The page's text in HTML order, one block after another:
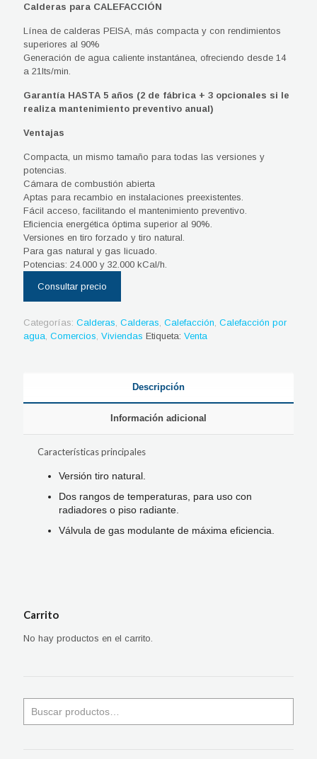
Calderas para CALEFACCIÓN
Línea de calderas PEISA, más compacta y con rendimientos
superiores al 90%
Generación de agua caliente instantánea, ofreciendo desde 14
a 21lts/min.
Garantía HASTA 5 años (2 de fábrica + 3 opcionales si le
realiza mantenimiento preventivo anual)
Ventajas
Compacta, un mismo tamaño para todas las versiones y
potencias.
Cámara de combustión abierta
Aptas para recambio en instalaciones preexistentes.
Fácil acceso, facilitando el mantenimiento preventivo.
Eficiencia energética óptima superior al 90%.
Versiones en tiro forzado y tiro natural.
Para gas natural y gas licuado.
Potencias: 24.000 y 32.000 kCal/h.
Categorías: Calderas Calderas Calefacción Calefacción por
agua Comercios Viviendas Etiqueta: Venta
Descripción
Información adicional
Características principales
Versión tiro natural.
Dos rangos de temperaturas, para uso con
radiadores o piso radiante.
Válvula de gas modulante de máxima eficiencia.
Carrito
No hay productos en el carrito.